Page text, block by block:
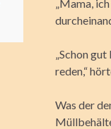
„Mama,
„Schon
reden,“
Was der